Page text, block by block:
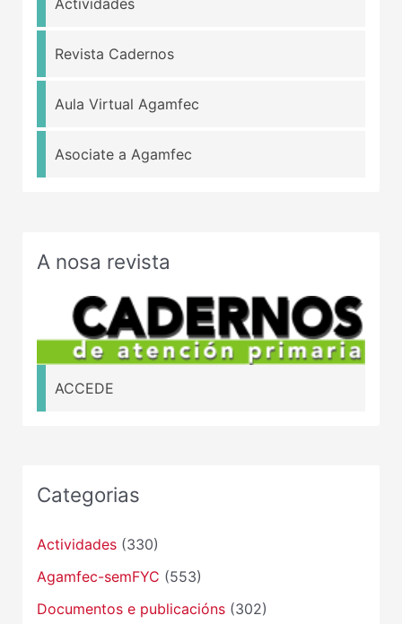
Revista Cadernos
Aula Virtual Agamfec
Asociate a Agamfec
A nosa revista
ACCEDE
Categorias
Actividades(330)
Agamfec-semFYC (553)
Documentos e publicacións(302)